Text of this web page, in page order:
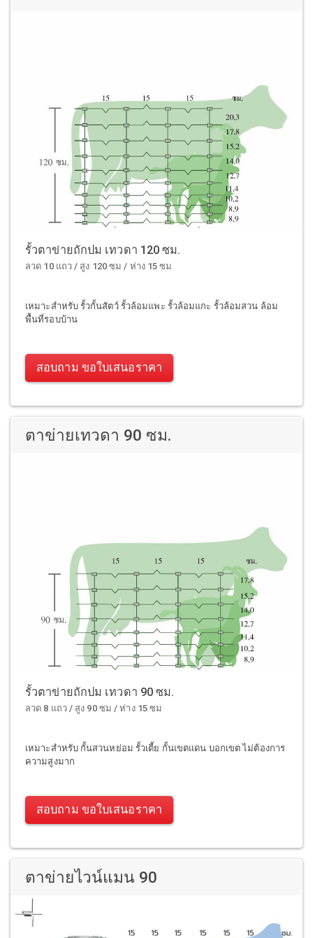
รั้วตาข่ายถักปม เทวดา 120 ซม.
ลวด 10 แถว / สูง 120 ซม / ห่าง 15 ซม
เหมาะสำหรับ รั้วกั้นสัตว์ รั้วล้อมแพะ รั้วล้อมแกะ รั้วล้อมสวน ล้อม
พื้นที่รอบบ้าน
สอบถาม ขอใบเสนอราคา
ตาข่ายเทวดา 90 ซม.
รั้วตาข่ายถักปม เทวดา 90 ซม.
ลวด 8 แถว / สูง 90 ซม / ห่าง 15 ซม
เหมาะสำหรับ กั้นสวนหย่อม รั้วเตี้ย กั้นเขตแดน บอกเขต ไม่ต้องการ
ความสูงมาก
สอบถาม ขอใบเสนอราคา
ตาข่ายไวน์แมน 90